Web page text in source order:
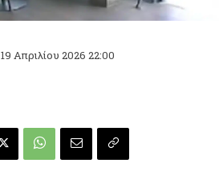
19 Απριλίου 2026 22:00